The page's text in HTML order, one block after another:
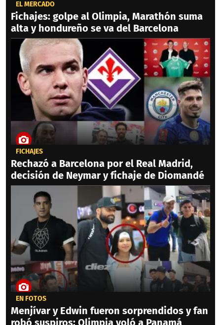
EL MERCADO
Fichajes: golpe al Olimpia, Marathón suma
alta y hondureño se va del Barcelona
FICHAJES
Rechazó a Barcelona por el Real Madrid,
decisión de Neymar y fichaje de Diomandé
EN FOTOS
Menjívar y Edwin fueron sorprendidos y fan
robó suspiros: Olimpia voló a Panamá